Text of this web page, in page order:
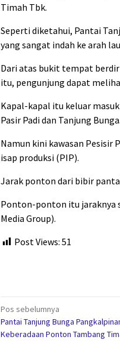
Timah Tbk.
Seperti diketahui, Pantai
yang sangat indah ke arah
Dari atas bukit tempat
itu, pengunjung dapat
Kapal-kapal itu keluar
Pasir Padi dan Tanjung Bunga.
Namun kini kawasan
isap produksi (PIP).
Jarak ponton dari bibir
Ponton-ponton itu jaraknya
Media Group).
Post Views: 51
Navigasi
pos
Pos sebelumnya
Pantai Tanjung Bunga
Keberadaan Ponton Tambang